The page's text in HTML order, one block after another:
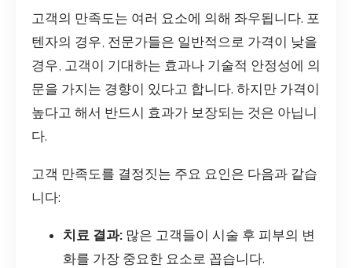
고객의 만족도는 여러 요소에 의해 좌우됩니다. 포
텐자의 경우, 전문가들은 일반적으로 가격이 낮을
경우, 고객이 기대하는 효과나 기술적 안정성에 의
문을 가지는 경향이 있다고 합니다. 하지만 가격이
높다고 해서 반드시 효과가 보장되는 것은 아닙니
다.
고객 만족도를 결정짓는 주요 요인은 다음과 같습
니다:
치료 결과: 많은 고객들이 시술 후 피부의 변
화를 가장 중요한 요소로 꼽습니다.